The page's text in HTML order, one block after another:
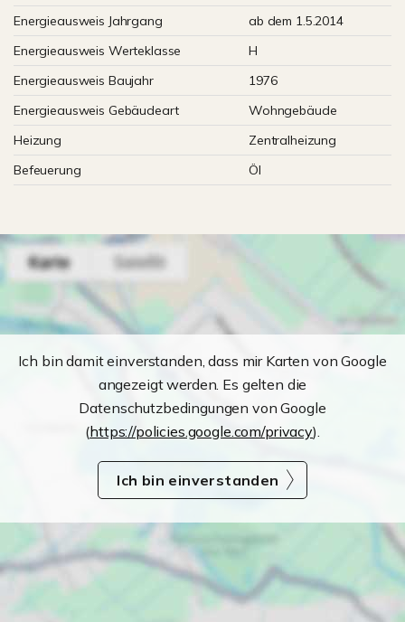
Energieausweis Jahrgang
ab dem 1.5.2014
Energieausweis Werteklasse
H
Energieausweis Baujahr
1976
Energieausweis Gebäudeart
Wohngebäude
Heizung
Zentralheizung
Befeuerung
Öl
Ich bin damit einverstanden, dass mir Karten von Google
angezeigt werden. Es gelten die
Datenschutzbedingungen von Google
(https://policies.google.com/privacy).
Ich bin einverstanden